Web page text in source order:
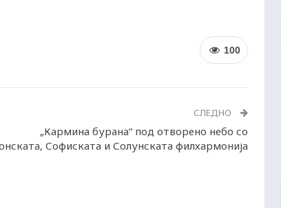
100
СЛЕДНО
„Кармина бурана“ под отворено небо со
Софиската и Солунската филхармонија